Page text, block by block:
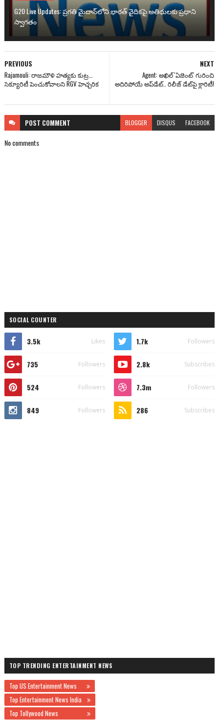
G20 Live Updates: ప్రగతి మైదాన్‌లోని భారత్ వైదికపై అతిథులకు ప్రధాని
స్వాగతం
NEXT
Agent: అఖిల్ 'ఏజెంట్' గురించి
అదిరిపోయే అప్‌డేట్.. రిలీజ్ డేట్‌పై క్లారిటీ!
PREVIOUS
Rajamouli: రాజమౌళి హత్యకు కుట్ర...
సెక్యూరిటీ పెంచుకోవాలని RGV హెచ్చరిక
POST COMMENT BLOGGER DISQUS FACEBOOK
No comments
SOCIAL COUNTER
3.5k Likes 1.7k Followers
735 Followers 2.8k Subscribes
524 Followers 7.3m Followers
849 Followers 286 Subscribes
TOP TRENDING ENTERTAINMENT NEWS
Top US Entertainment News
Top Entertainment News India
Top Tollywood News